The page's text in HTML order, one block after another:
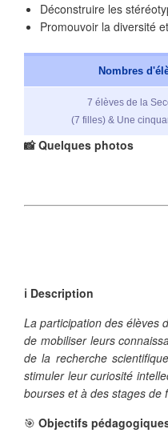
Déconstruire les
Promouvoir la diversité
Nombres
7 élèves de la
(7 filles) & Une
📸 Quelques photos
ℹ️ Description
La participation des élèves
de mobiliser leurs
de la recherche
stimuler leur curiosité
bourses et à des stages de
🎯 Objectifs